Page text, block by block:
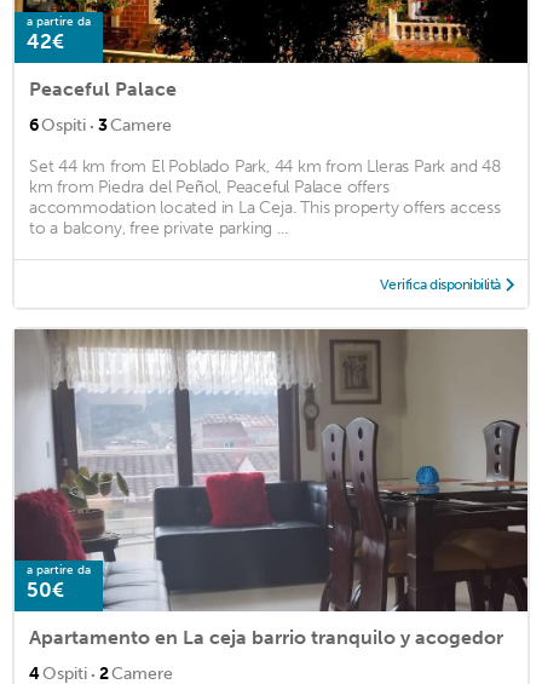
a partire da
42€
Peaceful Palace
6Ospiti · 3Camere
Set 44 km from El Poblado Park, 44 km from Lleras Park and 48
km from Piedra del Peñol, Peaceful Palace offers
accommodation located in La Ceja. This property offers access
to a balcony, free private parking ...
Verifica disponibilità
a partire da
50€
Apartamento en La ceja barrio tranquilo y acogedor
4Ospiti · 2Camere